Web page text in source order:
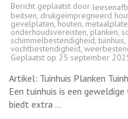
Bericht geplaatst door
beitsen, drukgeïmpregneerd
gevelplaten,houten,
onderhoudsvereisten, planken,
schimmelbestendigheid,tuinhuis,
vochtbestendigheid,
Geplaatst op 25 september
Artikel: Tuinhuis Planken
Een tuinhuis is een
biedt extra …